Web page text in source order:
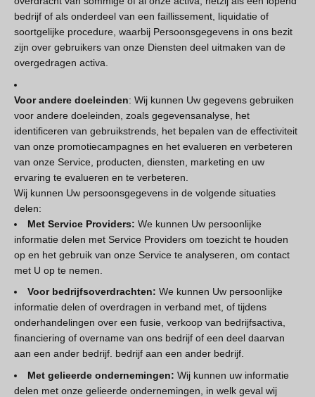
bedrijf of als onderdeel van een faillissement, liquidatie of
soortgelijke procedure, waarbij Persoonsgegevens in ons bezit
zijn over gebruikers van onze Diensten deel uitmaken van de
overgedragen activa.
Voor andere doeleinden: Wij kunnen Uw gegevens gebruiken
voor andere doeleinden, zoals gegevensanalyse, het
identificeren van gebruikstrends, het bepalen van de effectiviteit
van onze promotiecampagnes en het evalueren en verbeteren
van onze Service, producten, diensten, marketing en uw
ervaring te evalueren en te verbeteren.
Wij kunnen Uw persoonsgegevens in de volgende situaties
delen:
Met Service Providers: We kunnen Uw persoonlijke
informatie delen met Service Providers om toezicht te houden
op en het gebruik van onze Service te analyseren, om contact
met U op te nemen.
Voor bedrijfsoverdrachten: We kunnen Uw persoonlijke
informatie delen of overdragen in verband met, of tijdens
onderhandelingen over een fusie, verkoop van bedrijfsactiva,
financiering of overname van ons bedrijf of een deel daarvan
aan een ander bedrijf. bedrijf aan een ander bedrijf.
Met gelieerde ondernemingen: Wij kunnen uw informatie
delen met onze gelieerde ondernemingen, in welk geval wij